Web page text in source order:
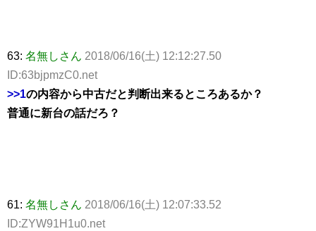
63: 名無しさん 2018/06/16(土) 12:12:27.50
ID:63bjpmzC0.net
>>1の内容から中古だと判断出来るところあるか？
普通に新台の話だろ？
61: 名無しさん 2018/06/16(土) 12:07:33.52
ID:ZYW91H1u0.net